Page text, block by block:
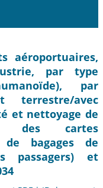
aéroportuaires,
par type
par
terrestre/avec
et nettoyage de
des cartes
de bagages de
passagers) et